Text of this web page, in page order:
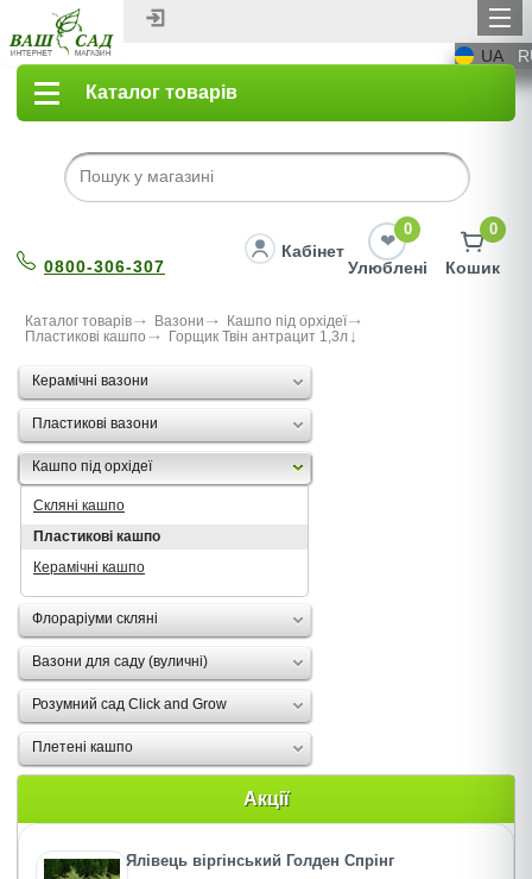
UA
Каталог товарів
0800-306-307
Кабінет
0
Улюблені
0
Кошик
Каталог товарів Вазони
Кашпо під орхідеї
Пластикові кашпо
Горщик Твін антрацит 1,3л
Керамічні вазони
Пластикові вазони
Кашпо під орхідеї
Скляні кашпо
Пластикові кашпо
Керамічні кашпо
Флораріуми скляні
Вазони для саду (вуличні)
Розумний сад Click and Grow
Плетені кашпо
Акції
Ялівець віргінський Голден Спрінг